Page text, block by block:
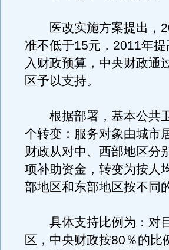
医改实施方案提出，
准不低于15元，2011年
入财政预算，中央财政通
区予以支持。
根据部署，基本公共卫
个转变：服务对象由城市
财政从对中、西部地区分
项补助资金，转变为按人
部地区和东部地区按不同
具体支持比例为：对目
区，中央财政按80％的比